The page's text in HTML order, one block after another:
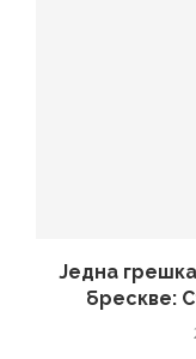
Једна
брескве: